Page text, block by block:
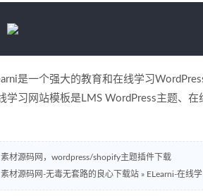
是一个强大的教育和在线学习
学习网站模板是LMS WordPress主题、
素材源码网，wordpress/shopify主题插件下载
素材源码网-无毒无套路的良心下载站 » ELearni-在线